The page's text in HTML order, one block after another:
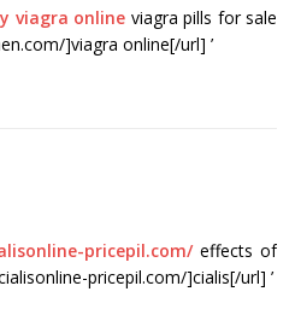
viagra online viagra pills for sale
]viagra online[/url] ’
pricepil.com/effects of
pricepil.com/]cialis[/url] ’